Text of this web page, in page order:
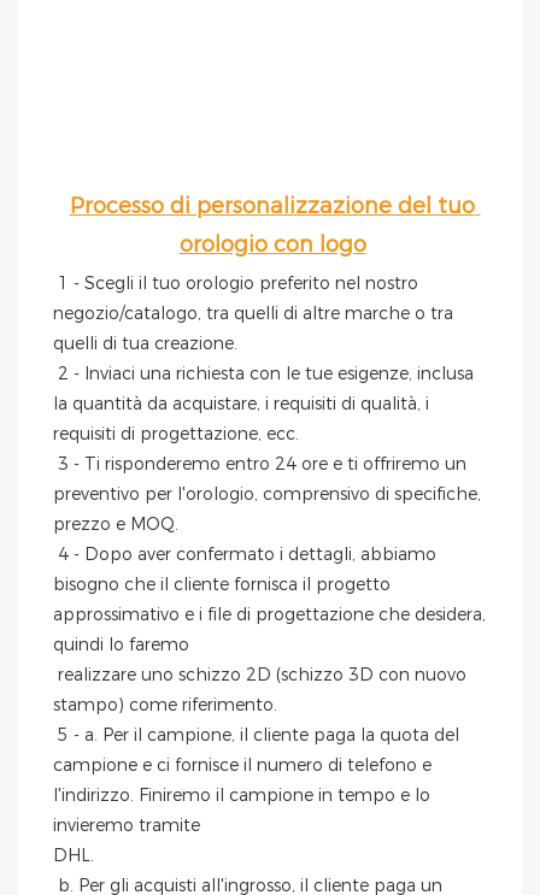
Processo di personalizzazione del tuo
orologio con logo
1 - Scegli il tuo orologio preferito nel nostro
negozio/catalogo, tra quelli di altre marche o tra
quelli di tua creazione.
la quantità da acquistare, i requisiti di qualità, i
requisiti di progettazione, ecc.
preventivo per l'orologio, comprensivo di specifiche,
prezzo e MOQ.
bisogno che il cliente fornisca il progetto
approssimativo e i file di progettazione che desidera,
quindi lo faremo
stampo) come riferimento.
campione e ci fornisce il numero di telefono e
l'indirizzo. Finiremo il campione in tempo e lo
invieremo tramite
DHL.